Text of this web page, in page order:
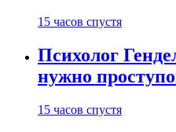
15 часов спустя
Психолог
нужно
15 часов спустя